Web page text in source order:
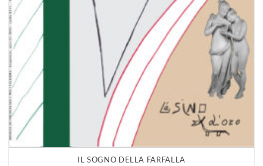
IL SOGNO DELLA FARFALLA